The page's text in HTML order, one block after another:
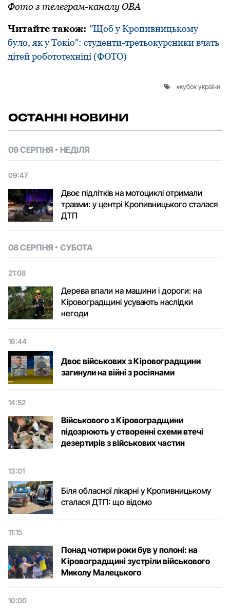
Фото з телеграм-каналу ОВА
Читайте також: "Щоб у Кропивницькому
було, як у Токіо": студенти-третьокурсники вчать
дітей робототехніці (ФОТО)
кубок україни
ОСТАННІ НОВИНИ
09 СЕРПНЯ НЕДІЛЯ
09:47
Двоє підлітків на мотоциклі отримали
травми: у центрі Кропивницького сталася
ДТП
08 СЕРПНЯ СУБОТА
21:08
Дерева впали на машини і дороги: на
Кіровоградщині усувають наслідки
негоди
16:44
Двоє військових з Кіровоградщини
загинули на війні з росіянами
14:52
Військового з Кіровоградщини
підозрюють у створенні схеми втечі
дезертирів з військових частин
13:01
Біля обласної лікарні у Кропивницькому
сталася ДТП: що відомо
11:15
Понад чотири роки був у полоні: на
Кіровоградщині зустріли військового
Микoлу Малецькoгo
10:00